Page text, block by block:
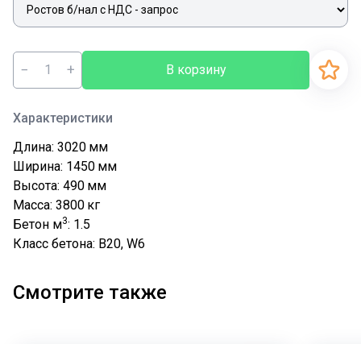
− + В корзину
Характеристики
Длина: 3020 мм
Ширина: 1450 мм
Высота: 490 мм
Масса: 3800 кг
Бетон м3: 1.5
Класс бетона: В20, W6
Смотрите также